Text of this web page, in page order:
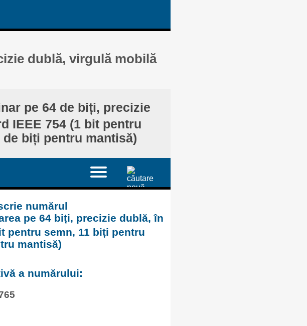
dublă, virgulă mobilă
pe 64 de biți, precizie
IEEE 754 (1 bit pentru
biți pentru mantisă)
numărul
pe 64 biți, precizie dublă, în
pentru semn, 11 biți pentru
mantisă)
a numărului: